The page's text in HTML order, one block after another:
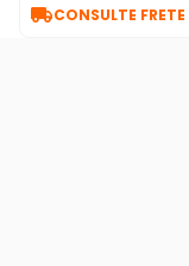
CONSULTE FRETE